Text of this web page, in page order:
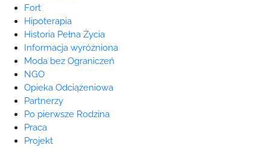
Fort
Hipoterapia
Historia Pełna Życia
Informacja wyróżniona
Moda bez Ograniczeń
NGO
Opieka Odciążeniowa
Partnerzy
Po pierwsze Rodzina
Praca
Projekt